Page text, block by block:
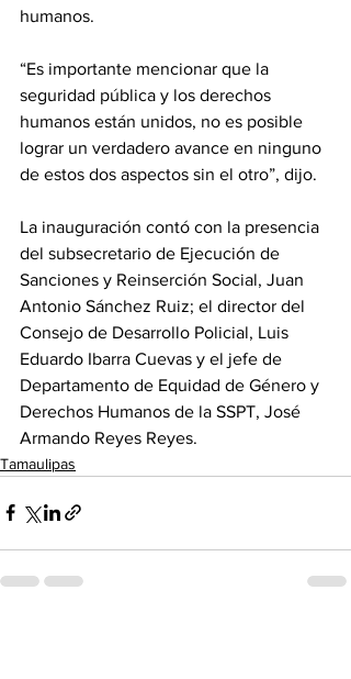
humanos.
“Es importante mencionar que la
seguridad pública y los derechos
humanos están unidos, no es posible
lograr un verdadero avance en ninguno
de estos dos aspectos sin el otro”, dijo.
La inauguración contó con la presencia
del subsecretario de Ejecución de
Sanciones y Reinserción Social, Juan
Antonio Sánchez Ruiz; el director del
Consejo de Desarrollo Policial, Luis
Eduardo Ibarra Cuevas y el jefe de
Departamento de Equidad de Género y
Derechos Humanos de la SSPT, José
Armando Reyes Reyes.
Tamaulipas